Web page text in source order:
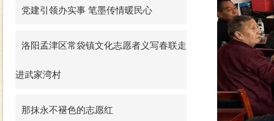
党建引领办实事 笔墨传情暖民心
洛阳孟津区常袋镇文化志愿者义写春联走
进武家湾村
那抹永不褪色的志愿红